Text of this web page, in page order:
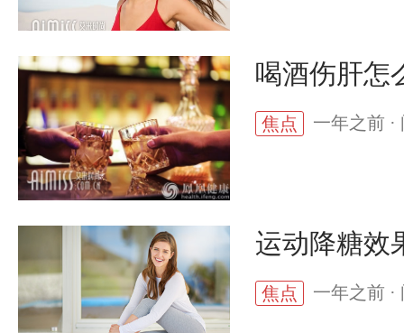
喝酒伤肝怎
焦点 一年之前 ·
运动降糖效
焦点 一年之前 ·